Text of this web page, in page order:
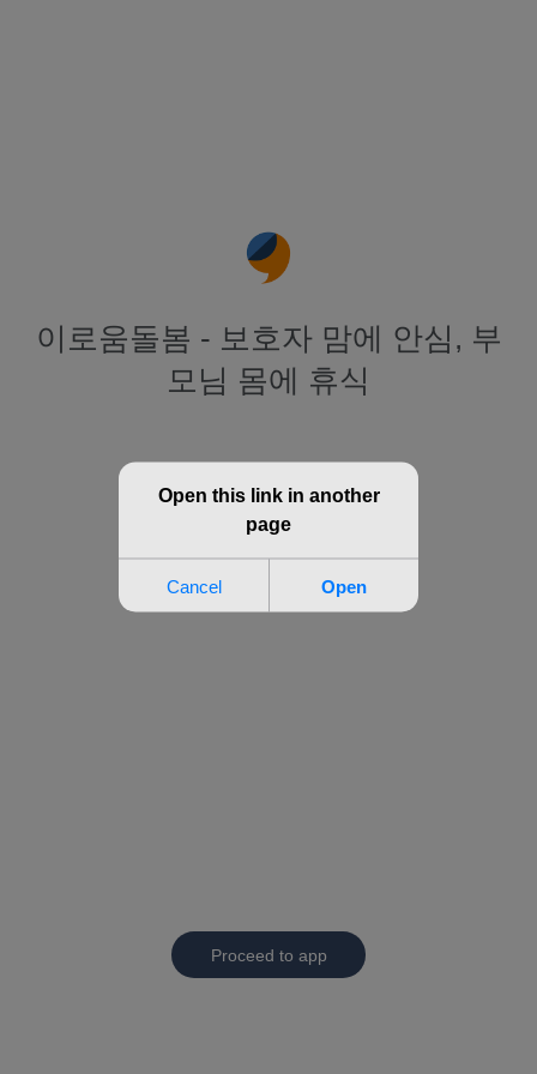
이로움돌봄 - 보호자 맘에 안심, 부
모님 몸에 휴식
Proceed to app